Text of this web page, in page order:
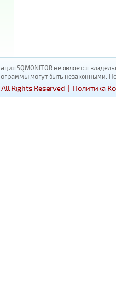
SQMONITOR не является
могут быть незаконными.
Rights Reserved | Политика